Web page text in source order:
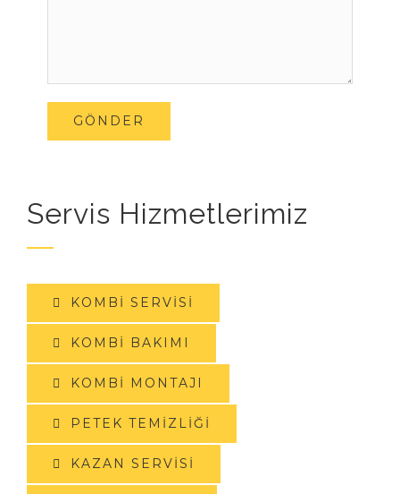
Servis Hizmetlerimiz
KOMBI SERVISI
KOMBI BAKIMI
KOMBI MONTAJI
PETEK TEMIZLIĞI
KAZAN SERVISI